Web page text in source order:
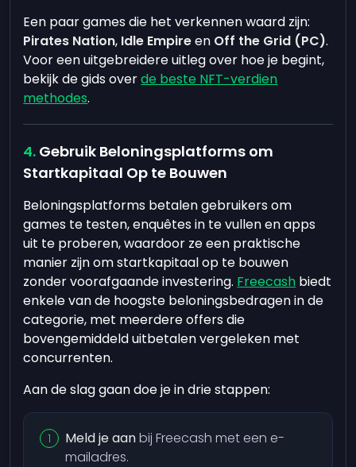
Een paar games die het verkennen waard zijn:
Pirates Nation, Idle Empireen Off the Grid (PC).
Voor een uitgebreidere uitleg over hoe je begint,
bekijk de gids overde beste NFT-verdien
methodes.
Gebruik Beloningsplatforms om
Startkapitaal Op te Bouwen
Beloningsplatforms betalen gebruikers om
games te testen, enquêtes in te vullen en apps
uit te proberen, waardoor ze een praktische
manier zijn om startkapitaal op te bouwen
zonder voorafgaande investering. Freecash biedt
enkele van de hoogste beloningsbedragen in de
categorie, met meerdere offers die
bovengemiddeld uitbetalen vergeleken met
concurrenten.
Aan de slag gaan doe je in drie stappen:
Meld je aanbij Freecash met een e-
mailadres.